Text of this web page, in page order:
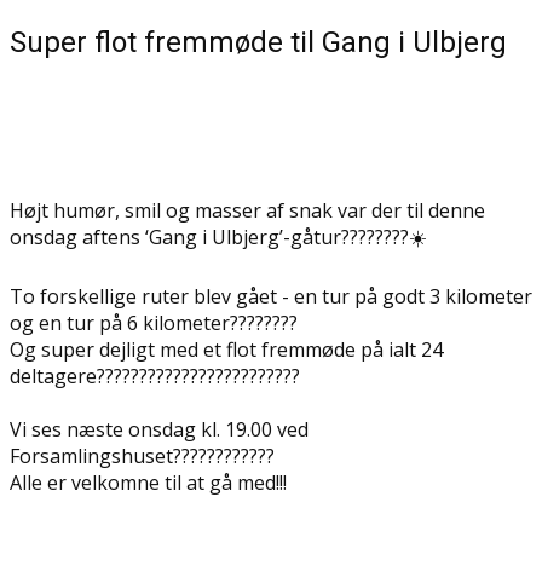
Super flot fremmøde til Gang i Ulbjerg
Højt humør, smil og masser af snak var der til denne
onsdag aftens ‘Gang i Ulbjerg’-gåtur????????☀️
To forskellige ruter blev gået - en tur på godt 3 kilometer
og en tur på 6 kilometer????????
Og super dejligt med et flot fremmøde på ialt 24
deltagere????????????????????????
Vi ses næste onsdag kl. 19.00 ved
Forsamlingshuset????????????
Alle er velkomne til at gå med!!!